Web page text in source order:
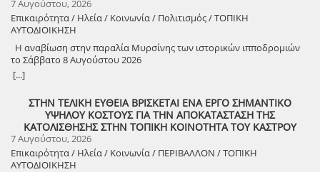
7 Αυγούστου, 2026
Επικαιρότητα / Ηλεία / Κοινωνία / Πολιτισμός / ΤΟΠΙΚΗ
ΑΥΤΟΔΙΟΙΚΗΣΗ
Η αναβίωση στην παραλία Μυρσίνης των ιστορικών ιπποδρομιών
το Σάββατο 8 Αυγούστου 2026
[...]
ΣΤΗΝ ΤΕΛΙΚΗ ΕΥΘΕΙΑ ΒΡΙΣΚΕΤΑΙ ΕΝΑ ΕΡΓΟ ΣΗΜΑΝΤΙΚΟ
ΥΨΗΛΟΥ ΚΟΣΤΟΥΣ ΓΙΑ ΤΗΝ ΑΠΟΚΑΤΑΣΤΑΣΗ ΤΗΣ
ΚΑΤΟΛΙΣΘΗΣΗΣ ΣΤΗΝ ΤΟΠΙΚΗ ΚΟΙΝΟΤΗΤΑ ΤΟΥ ΚΑΣΤΡΟΥ
7 Αυγούστου, 2026
Επικαιρότητα / Ηλεία / Κοινωνία / ΠΕΡΙΒΑΛΛΟΝ / ΤΟΠΙΚΗ
ΑΥΤΟΔΙΟΙΚΗΣΗ